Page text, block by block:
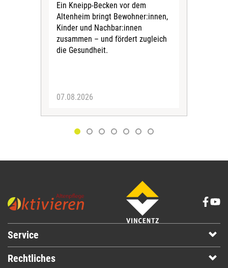
Ein Kneipp-Becken vor dem
Altenheim bringt Bewohner:innen,
Kinder und Nachbar:innen
zusammen – und fördert zugleich
die Gesundheit.
07.08.2026
Service
Rechtliches